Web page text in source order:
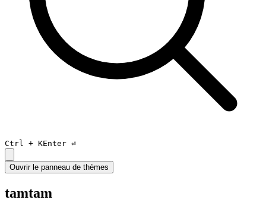
Ctrl + KEnter ⏎
Ouvrir le panneau de thèmes
tamtam